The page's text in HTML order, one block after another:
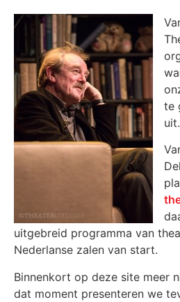
te
uit.
uitgebreid programma van
Nederlanse zalen van start.
Binnenkort op deze site meer
dat moment presenteren we